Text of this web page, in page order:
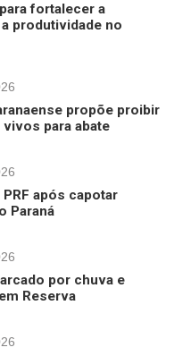
fortalecer a
produtividade no
propõe proibir
para abate
após capotar
Paraná
por chuva e
Reserva